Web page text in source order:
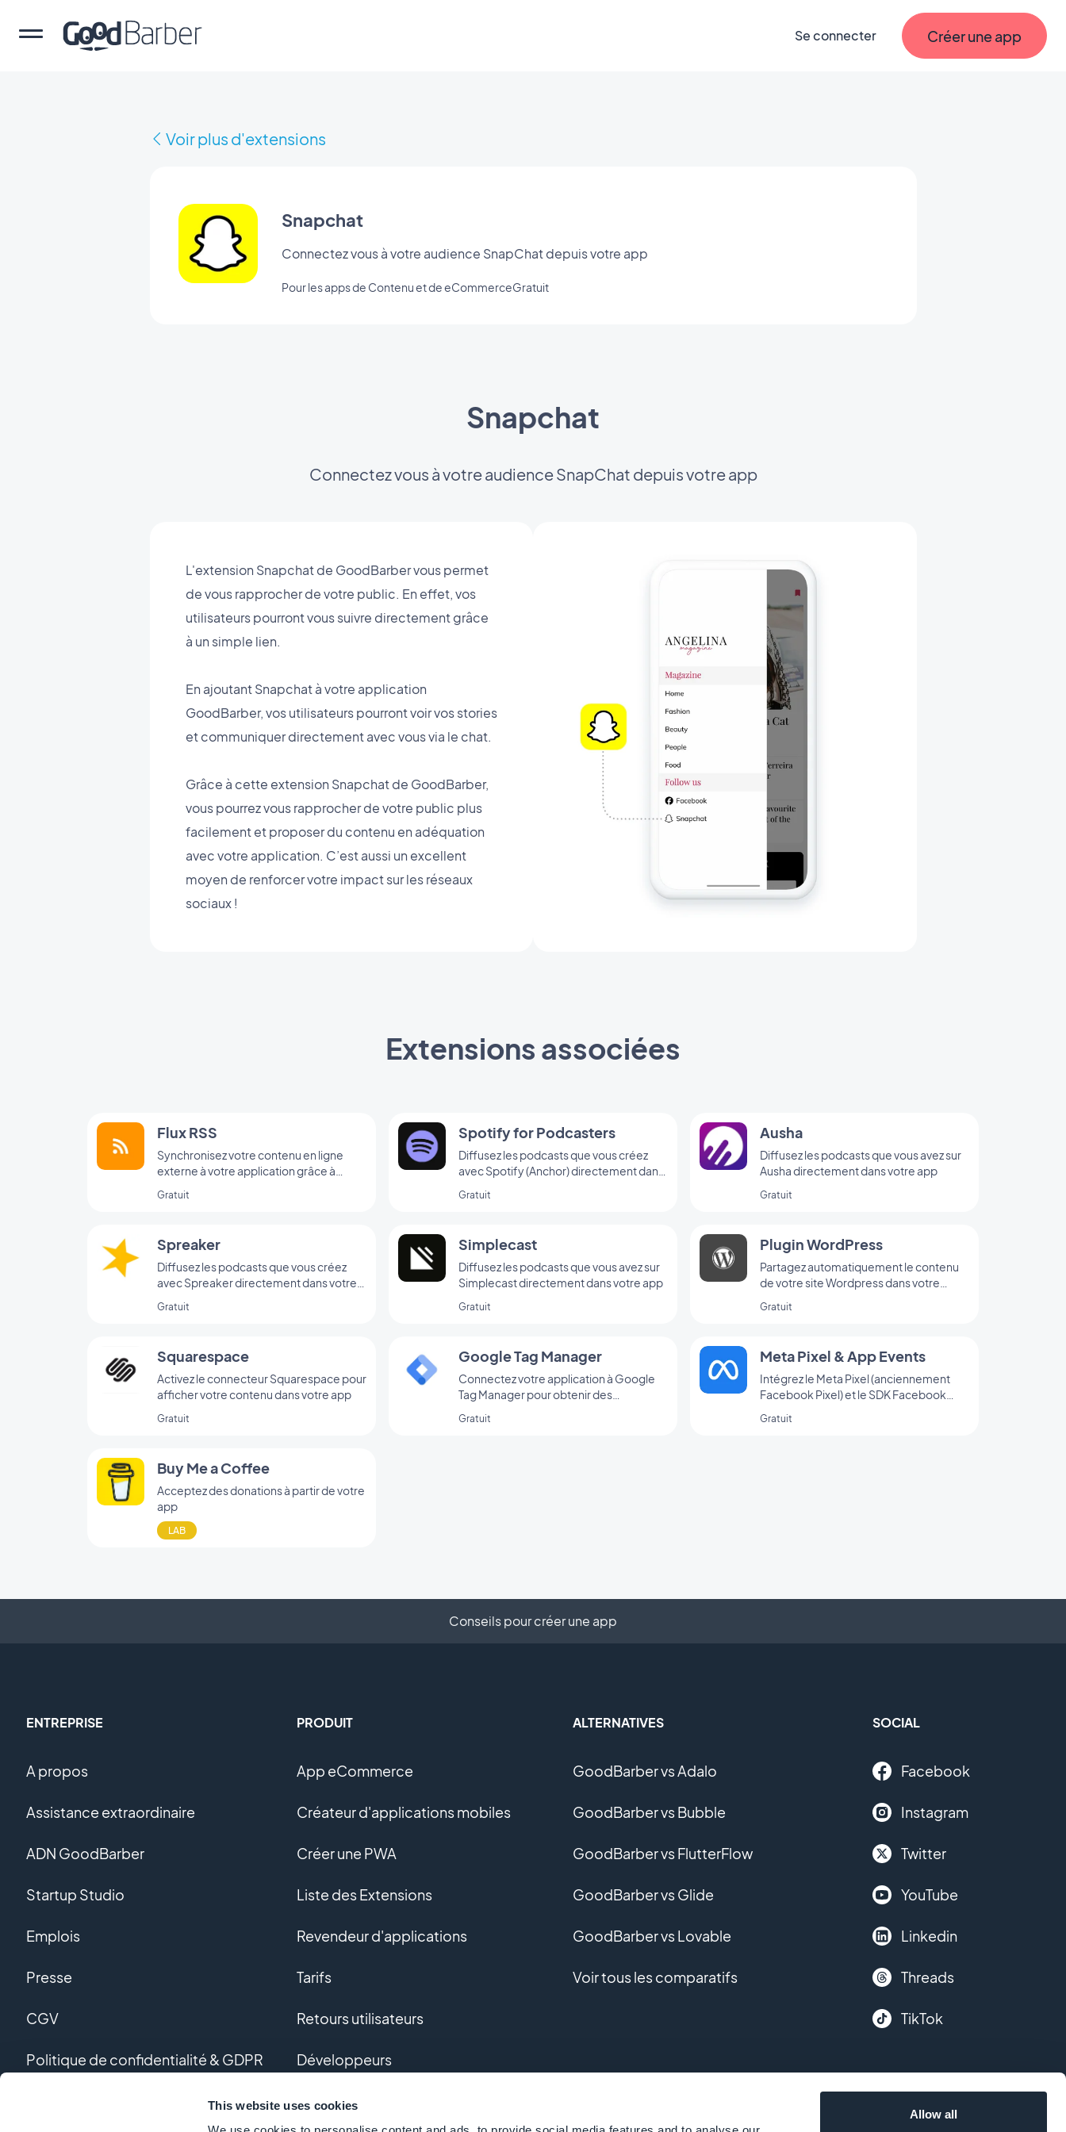
This website uses cookies
Allow all
Se connecter Créer une app
Voir plus d'extensions
Snapchat
Connectez vous à votre audience SnapChat depuis votre app
Pour les apps de Contenu et de eCommerceGratuit
Snapchat
Connectez vous à votre audience SnapChat depuis votre app
L'extension Snapchat de GoodBarber vous permet
de vous rapprocher de votre public. En effet, vos
utilisateurs pourront vous suivre directement grâce
à un simple lien.
En ajoutant Snapchat à votre application
GoodBarber, vos utilisateurs pourront voir vos stories
et communiquer directement avec vous via le chat.
Grâce à cette extension Snapchat de GoodBarber,
vous pourrez vous rapprocher de votre public plus
facilement et proposer du contenu en adéquation
avec votre application. C’est aussi un excellent
moyen de renforcer votre impact sur les réseaux
sociaux !
Extensions associées
Flux RSS
Synchronisez votre contenu en ligne
externe à votre application grâce à
Gratuit
Spotify for Podcasters
Diffusez les podcasts que vous créez
avec Spotify (Anchor) directement dans
Gratuit
Ausha
Diffusez les podcasts que vous avez sur
Ausha directement dans votre app
Gratuit
Spreaker
Diffusez les podcasts que vous créez
avec Spreaker directement dans votre
Gratuit
Simplecast
Diffusez les podcasts que vous avez sur
Simplecast directement dans votre app
Gratuit
Plugin WordPress
Partagez automatiquement le contenu
de votre site Wordpress dans votre
Wordpress
Gratuit
Squarespace
Activez le connecteur Squarespace pour
afficher votre contenu dans votre app
Gratuit
Google Tag Manager
Connectez votre application à Google
Tag Manager pour obtenir des
complémentaires
Gratuit
Meta Pixel & App Events
Intégrez le Meta Pixel (anciennement
Facebook Pixel) et le SDK Facebook
pour analyser le comportement de vos
Gratuit
Buy Me a Coffee
Acceptez des donations à partir de votre
app
LAB
Conseils pour créer une app
ENTREPRISE
A propos
Assistance extraordinaire
ADN GoodBarber
Startup Studio
Emplois
Presse
CGV
Politique de confidentialité & GDPR
PRODUIT
App eCommerce
Créateur d'applications mobiles
Créer une PWA
Liste des Extensions
Revendeur d'applications
Tarifs
Retours utilisateurs
Développeurs
Développement sur-mesure
ALTERNATIVES
GoodBarber vs Adalo
GoodBarber vs Bubble
GoodBarber vs FlutterFlow
GoodBarber vs Glide
GoodBarber vs Lovable
Voir tous les comparatifs
SOCIAL
Facebook
Instagram
Twitter
YouTube
Linkedin
Threads
TikTok